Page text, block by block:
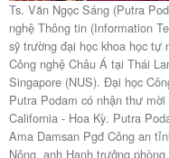
Ts. Văn Ngọc Sáng (Putra
nghệ Thông tin (Information
sỹ trường đại học khoa học tự
Công nghệ Châu Á tại Thái
Singapore (NUS). Đại học
Putra Podam có nhận thư
California - Hoa Kỳ. Putra
Ama Damsan Pgđ Công an
Nông, anh Hạnh trưởng